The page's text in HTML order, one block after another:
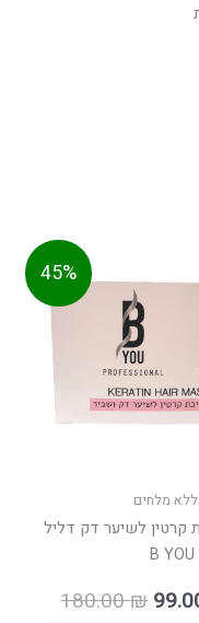
45%
מלחים
קרטין לשיער דק דליל
180.00₪